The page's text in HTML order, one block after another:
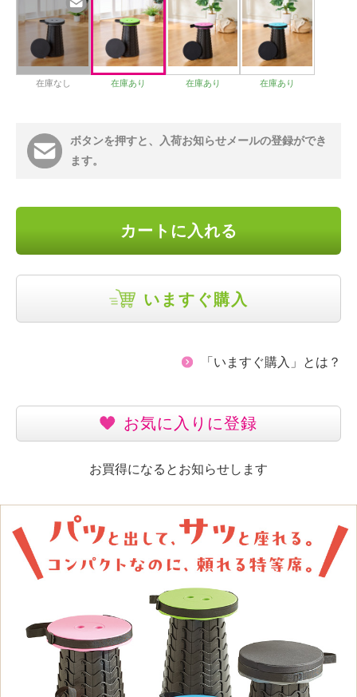
在庫なし 在庫あり 在庫あり 在庫あり
ボタンを押すと、入荷お知らせメールの登録ができ
ます。
カートに入れる
いますぐ購入
「いますぐ購入」とは？
お気に入りに登録
お買得になるとお知らせします